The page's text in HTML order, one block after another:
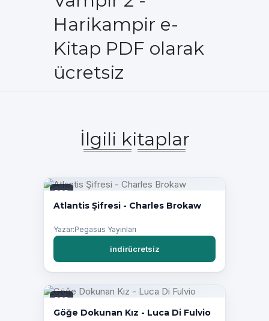
Harikampir e-
Kitap PDF olarak
ücretsiz
İlgili kitaplar
PDF
Atlantis Şifresi - Charles Brokaw
Yazar:Pegasus Yayınları
indirücretsiz
PDF
Göğe Dokunan Kız - Luca Di Fulvio